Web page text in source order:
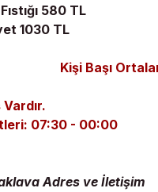
580 TL
1030 TL
Kişi Başı
07:30 - 00:00
Adres ve İletişim